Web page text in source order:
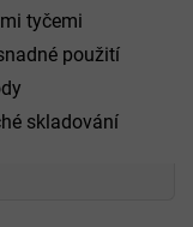
tyčemi
použití
skladování